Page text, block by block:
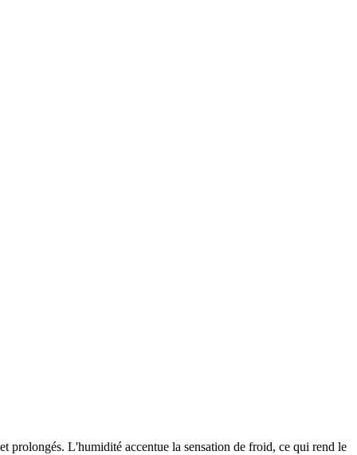
prolongés. L'humidité accentue la sensation de froid, ce qui rend le